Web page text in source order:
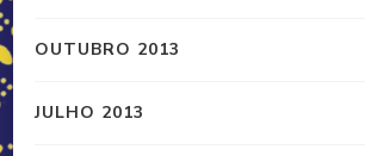
OUTUBRO 2013
JULHO 2013